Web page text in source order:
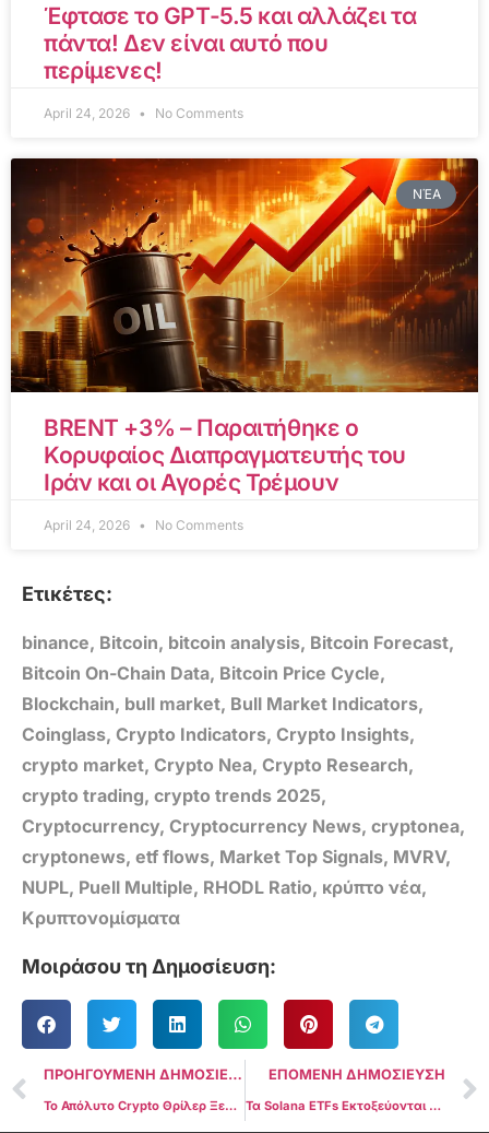
Έφτασε το GPT-5.5 και αλλάζει τα
πάντα! Δεν είναι αυτό που
περίμενες!
April 24, 2026 No Comments
ΝΈΑ
BRENT +3% – Παραιτήθηκε ο
Κορυφαίος Διαπραγματευτής του
Ιράν και οι Αγορές Τρέμουν
April 24, 2026 No Comments
Ετικέτες:
binance, Bitcoin, bitcoin analysis, Bitcoin Forecast,
Bitcoin On-Chain Data, Bitcoin Price Cycle,
Blockchain, bull market, Bull Market Indicators,
Coinglass, Crypto Indicators, Crypto Insights,
crypto market, Crypto Nea, Crypto Research,
crypto trading, crypto trends 2025,
Cryptocurrency, Cryptocurrency News, cryptonea,
cryptonews, etf flows, Market Top Signals, MVRV,
NUPL, Puell Multiple, RHODL Ratio, κρύπτο νέα,
Κρυπτονομίσματα
Μοιράσου τη Δημοσίευση:
ΠΡΟΗΓΟΥΜΕΝΗ ΔΗΜΟΣΙΕΥΣΗ
Το Απόλυτο Crypto Θρίλερ Ξεσπάει. Θα Γίνει η MSTR το Επόμενο Meme Squeeze;
ΕΠΟΜΕΝΗ ΔΗΜΟΣΙΕΥΣΗ
Τα Solana ETFs Εκτοξεύονται με $369M Εισροές τον Νοέμβριο – Η Μεγαλύτερη Στροφή Κεφαλαίων του 2025 Μόλις Ξεκίνησε